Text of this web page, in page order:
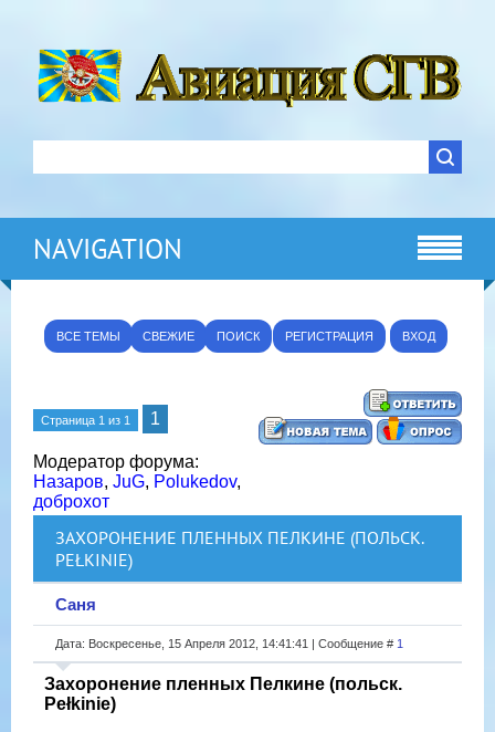
NAVIGATION
ВСЕ ТЕМЫ СВЕЖИЕ ПОИСК РЕГИСТРАЦИЯ ВХОД
Страница 1 из 1 1
Модератор форума:
Назаров, JuG, Polukedov,
доброхот
ЗАХОРОНЕНИЕ ПЛЕННЫХ ПЕЛКИНЕ (ПОЛЬСК.
PEŁKINIE)
Саня
Дата: Воскресенье, 15 Апреля 2012, 14:41:41 | Сообщение # 1
Захоронение пленных Пелкине (польск.
Pełkinie)